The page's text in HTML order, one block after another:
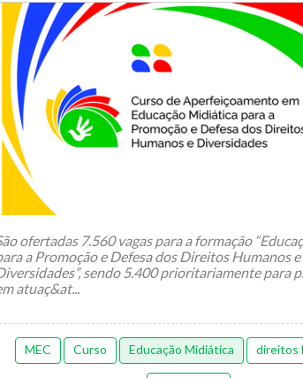
ofertadas 7.560 vagas para a formação
a Promoção e Defesa dos Direitos Humanos e
sendo 5.400 prioritariamente para
atuaç&at...
MEC Curso Educação Midiática direitos